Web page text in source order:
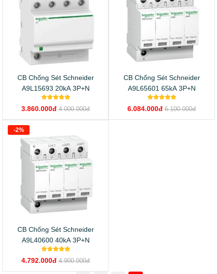
CB Chống Sét Schneider
A9L15693 20kA 3P+N
3.860.000đ 4.000.000đ
CB Chống Sét Schneider
A9L65601 65kA 3P+N
6.084.000đ 6.100.000đ
CB Chống Sét Schneider
A9L40600 40kA 3P+N
4.792.000đ 4.900.000đ
-2%